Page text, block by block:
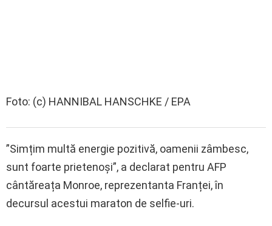
Foto: (c) HANNIBAL HANSCHKE / EPA
”Simțim multă energie pozitivă, oamenii zâmbesc,
sunt foarte prietenoși”, a declarat pentru AFP
cântăreața Monroe, reprezentanta Franței, în
decursul acestui maraton de selfie-uri.